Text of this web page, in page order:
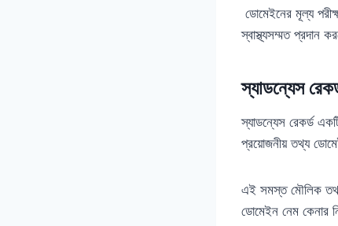
ডোমেইনের মূল্য
স্বাস্থ্যসম্মত প্রদান
স্যাডন্যেস
স্যাডন্যেস রেকর্ড
প্রয়োজনীয় তথ্য
এই সমস্ত মৌলিক
ডোমেইন নেম কেনার